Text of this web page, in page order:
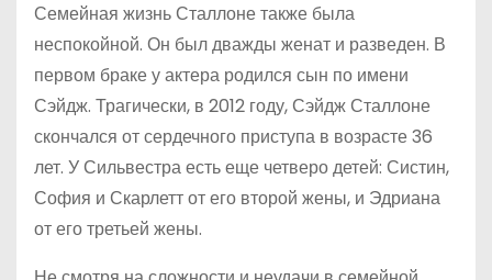
Семейная жизнь Сталлоне также была
неспокойной. Он был дважды женат и разведен. В
первом браке у актера родился сын по имени
Сэйдж. Трагически, в 2012 году, Сэйдж Сталлоне
скончался от сердечного приступа в возрасте 36
лет. У Сильвестра есть еще четверо детей: Систин,
София и Скарлетт от его второй жены, и Эдриана
от его третьей жены.